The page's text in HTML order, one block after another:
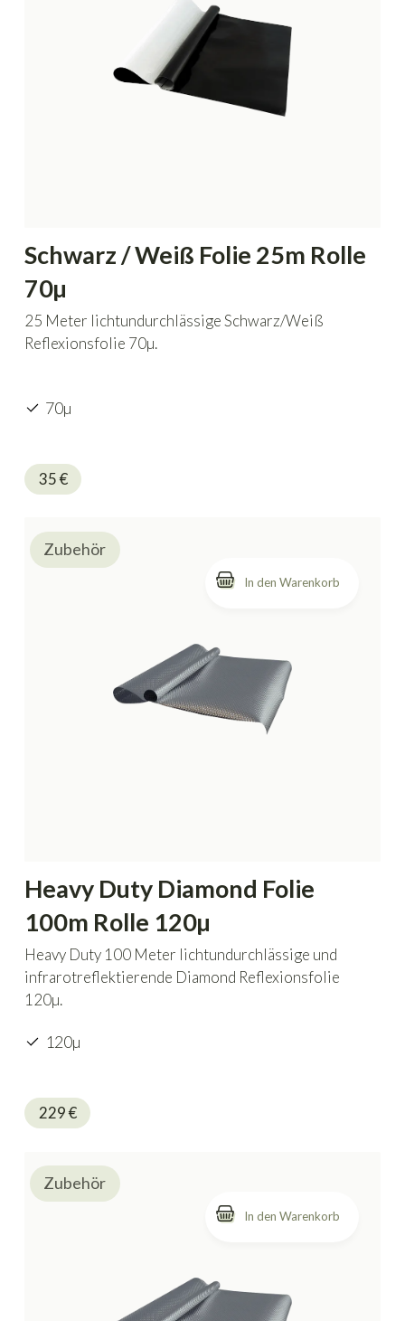
Schwarz / Weiß Folie 25m Rolle
70µ
25 Meter lichtundurchlässige Schwarz/Weiß
Reflexionsfolie 70µ.
70µ
35€
Heavy Duty Diamond Folie
100m Rolle 120µ
Heavy Duty 100 Meter lichtundurchlässige und
infrarotreflektierende Diamond Reflexionsfolie
120µ.
120µ
229€
Zubehör
Zubehör